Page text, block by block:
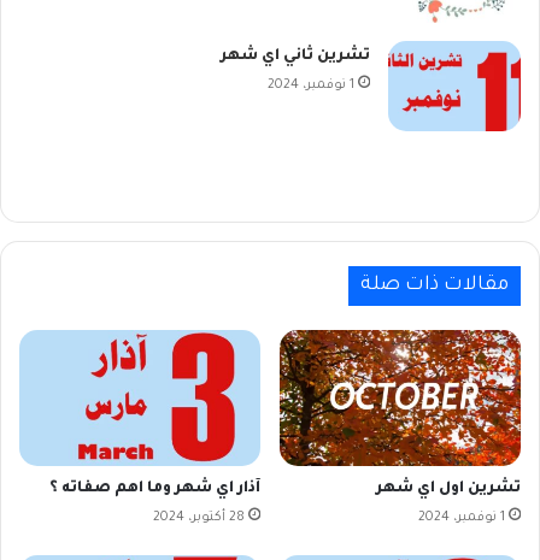
تشرين ثاني اي شهر
1 نوفمبر، 2024
مقالات ذات صلة
تشرين اول اي شهر
1 نوفمبر، 2024
آذار اي شهر وما اهم صفاته ؟
28 أكتوبر، 2024